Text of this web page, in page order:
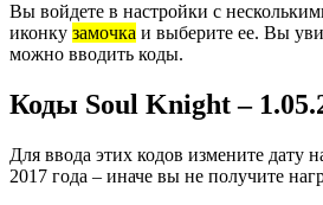
Вы войдете в настройки с
иконку замочка и выберите ее. Вы
можно вводить коды.
Коды Soul Knight –
Для ввода этих кодов измените дату
2017 года – иначе вы не получите